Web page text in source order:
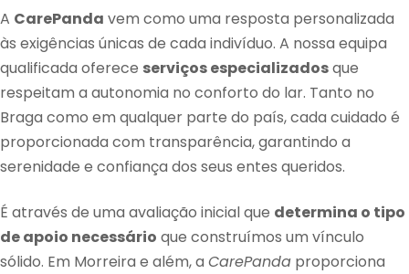
A CarePanda vem como uma resposta personalizada
às exigências únicas de cada indivíduo. A nossa equipa
qualificada oferece serviços especializadosque
respeitam a autonomia no conforto do lar. Tanto no
Braga como em qualquer parte do país, cada cuidado é
proporcionada com transparência, garantindo a
serenidade e confiança dos seus entes queridos.
É através de uma avaliação inicial que determina o tipo
de apoio necessário que construímos um vínculo
sólido. Em Morreira e além, a CarePanda proporciona